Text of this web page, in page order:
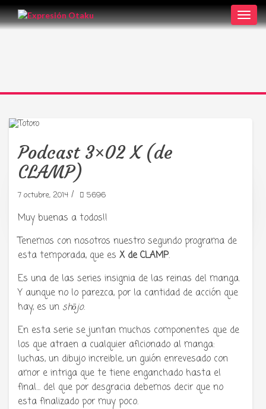
anime y cultura japonesa ツ
Podcast 3×02 X (de
CLAMP)
7 octubre, 2014 / 5696
Muy buenas a todos!!
Tenemos con nosotros nuestro segundo programa de
esta temporada, que es X de CLAMP.
Es una de las series insignia de las reinas del manga.
Y aunque no lo parezca, por la cantidad de acción que
hay, es un shōjo.
En esta serie se juntan muchos componentes que de
los que atraen a cualquier aficionado al manga:
luchas, un dibujo increible, un guión enrevesado con
amor e intriga que te tiene enganchado hasta el
final… del que por desgracia debemos decir que no
esta finalizado por muy poco.